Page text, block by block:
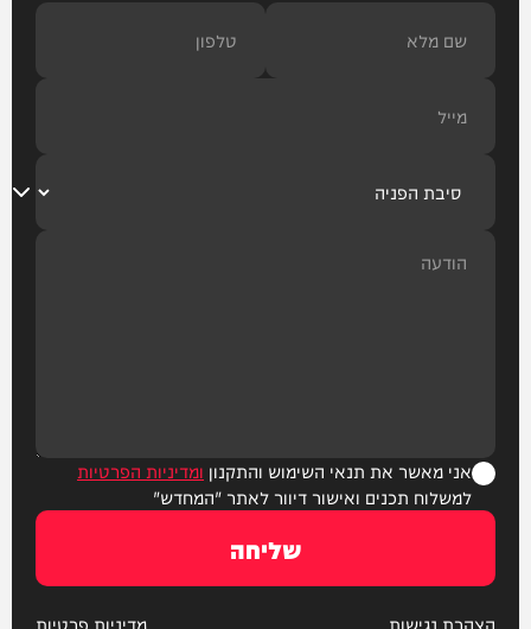
אני מאשר את תנאי השימוש והתקנון ומדיניות הפרטיות
למשלוח תכנים ואישור דיוור לאתר "המחדש"
שליחה